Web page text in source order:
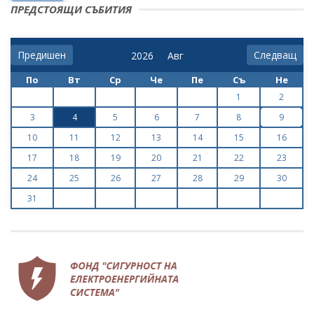
ПРЕДСТОЯЩИ СЪБИТИЯ
Предишен Следващ
По Вт Ср Че Пе Съ Не
1
2
3
4 5 6 7 8
9
10
11 12 13 14 15
16
17
18 19 20 21 22
23
24
25 26 27 28 29
30
31